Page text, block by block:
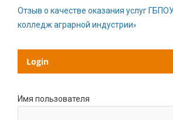
Отзыв о качестве оказания услуг
колледж аграрной индустрии»
Login
Имя пользователя